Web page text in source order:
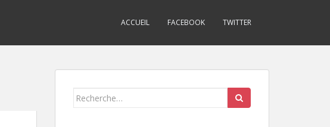
ACCUEIL FACEBOOK TWITTER
Search